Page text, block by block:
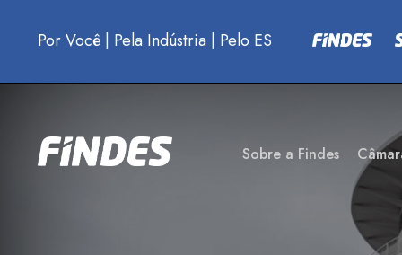
Por Você | Pela Indústria | Pelo ES
Sobre a Findes